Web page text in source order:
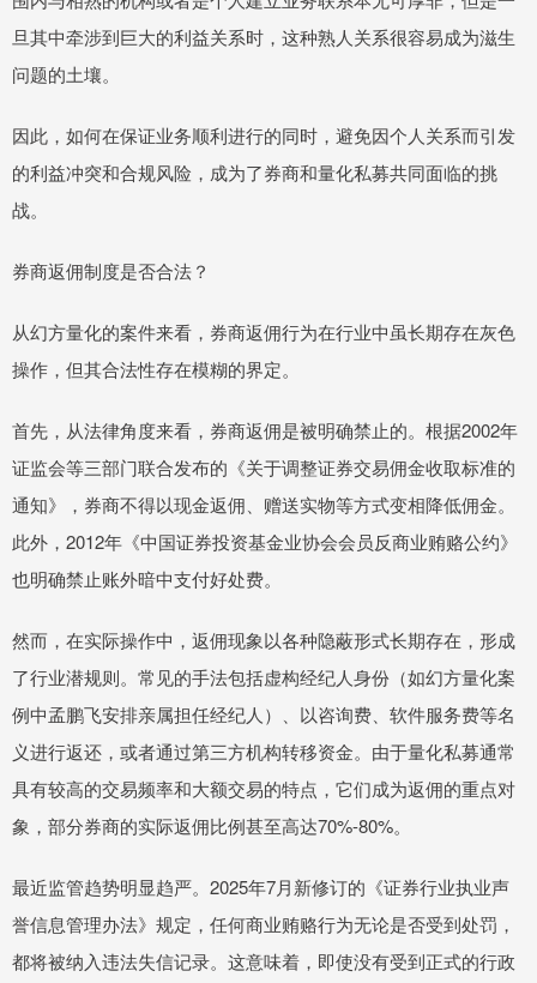
旦其中牵涉到巨大的利益关系时，这种熟人关系很容易成为滋生
问题的土壤。
因此，如何在保证业务顺利进行的同时，避免因个人关系而引发
的利益冲突和合规风险，成为了券商和量化私募共同面临的挑
战。
券商返佣制度是否合法？
从幻方量化的案件来看，券商返佣行为在行业中虽长期存在灰色
操作，但其合法性存在模糊的界定。
首先，从法律角度来看，券商返佣是被明确禁止的。根据2002年
证监会等三部门联合发布的《关于调整证券交易佣金收取标准的
通知》，券商不得以现金返佣、赠送实物等方式变相降低佣金。
此外，2012年《中国证券投资基金业协会会员反商业贿赂公约》
也明确禁止账外暗中支付好处费。
然而，在实际操作中，返佣现象以各种隐蔽形式长期存在，形成
了行业潜规则。常见的手法包括虚构经纪人身份（如幻方量化案
例中孟鹏飞安排亲属担任经纪人）、以咨询费、软件服务费等名
义进行返还，或者通过第三方机构转移资金。由于量化私募通常
具有较高的交易频率和大额交易的特点，它们成为返佣的重点对
象，部分券商的实际返佣比例甚至高达70%-80%。
最近监管趋势明显趋严。2025年7月新修订的《证券行业执业声
誉信息管理办法》规定，任何商业贿赂行为无论是否受到处罚，
都将被纳入违法失信记录。这意味着，即使没有受到正式的行政